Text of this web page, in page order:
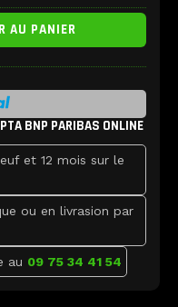
AU PANIER
BNP PARIBAS ONLINE
et 12 mois sur le
ou en livrasion par
au 09 75 34 41 54